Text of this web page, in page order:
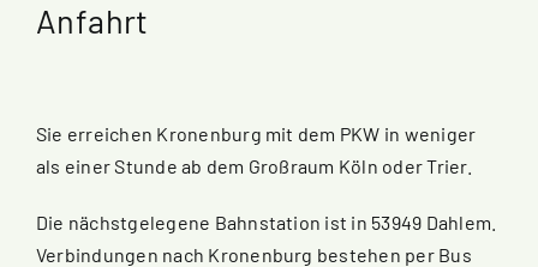
Anfahrt
Sie erreichen Kronenburg mit dem PKW in weniger
als einer Stunde ab dem Großraum Köln oder Trier.
Die nächstgelegene Bahnstation ist in 53949 Dahlem.
Verbindungen nach Kronenburg bestehen per Bus